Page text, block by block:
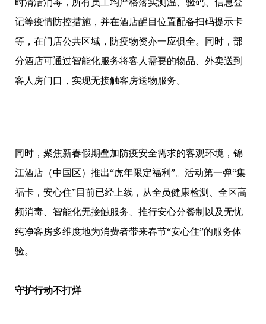
时清洁消毒，所有员工均严格落实测温、验码、信息登
记等疫情防控措施，并在酒店醒目位置配备扫码提示卡
等，在门店公共区域，防疫物资亦一应俱全。同时，部
分酒店可通过智能化服务将客人需要的物品、外卖送到
客人房门口，实现无接触客房送物服务。
同时，聚焦新春假期叠加防疫安全需求的客观环境，锦
江酒店（中国区）推出“虎年限定福利”。活动第一弹“集
福卡，安心住”目前已经上线，从全员健康检测、全区高
频消毒、智能化无接触服务、推行安心分餐制以及无忧
纯净客房多维度地为消费者带来春节“安心住”的服务体
验。
守护行动不打烊